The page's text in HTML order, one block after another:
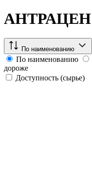
АНТРАЦЕН
По наименованию
По наименованию
дороже
Доступность (сырье)